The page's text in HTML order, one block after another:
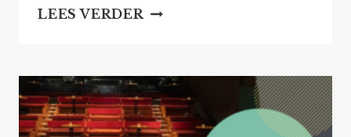
LEES VERDER HORECA
IN
TOEKOMSTVISIE